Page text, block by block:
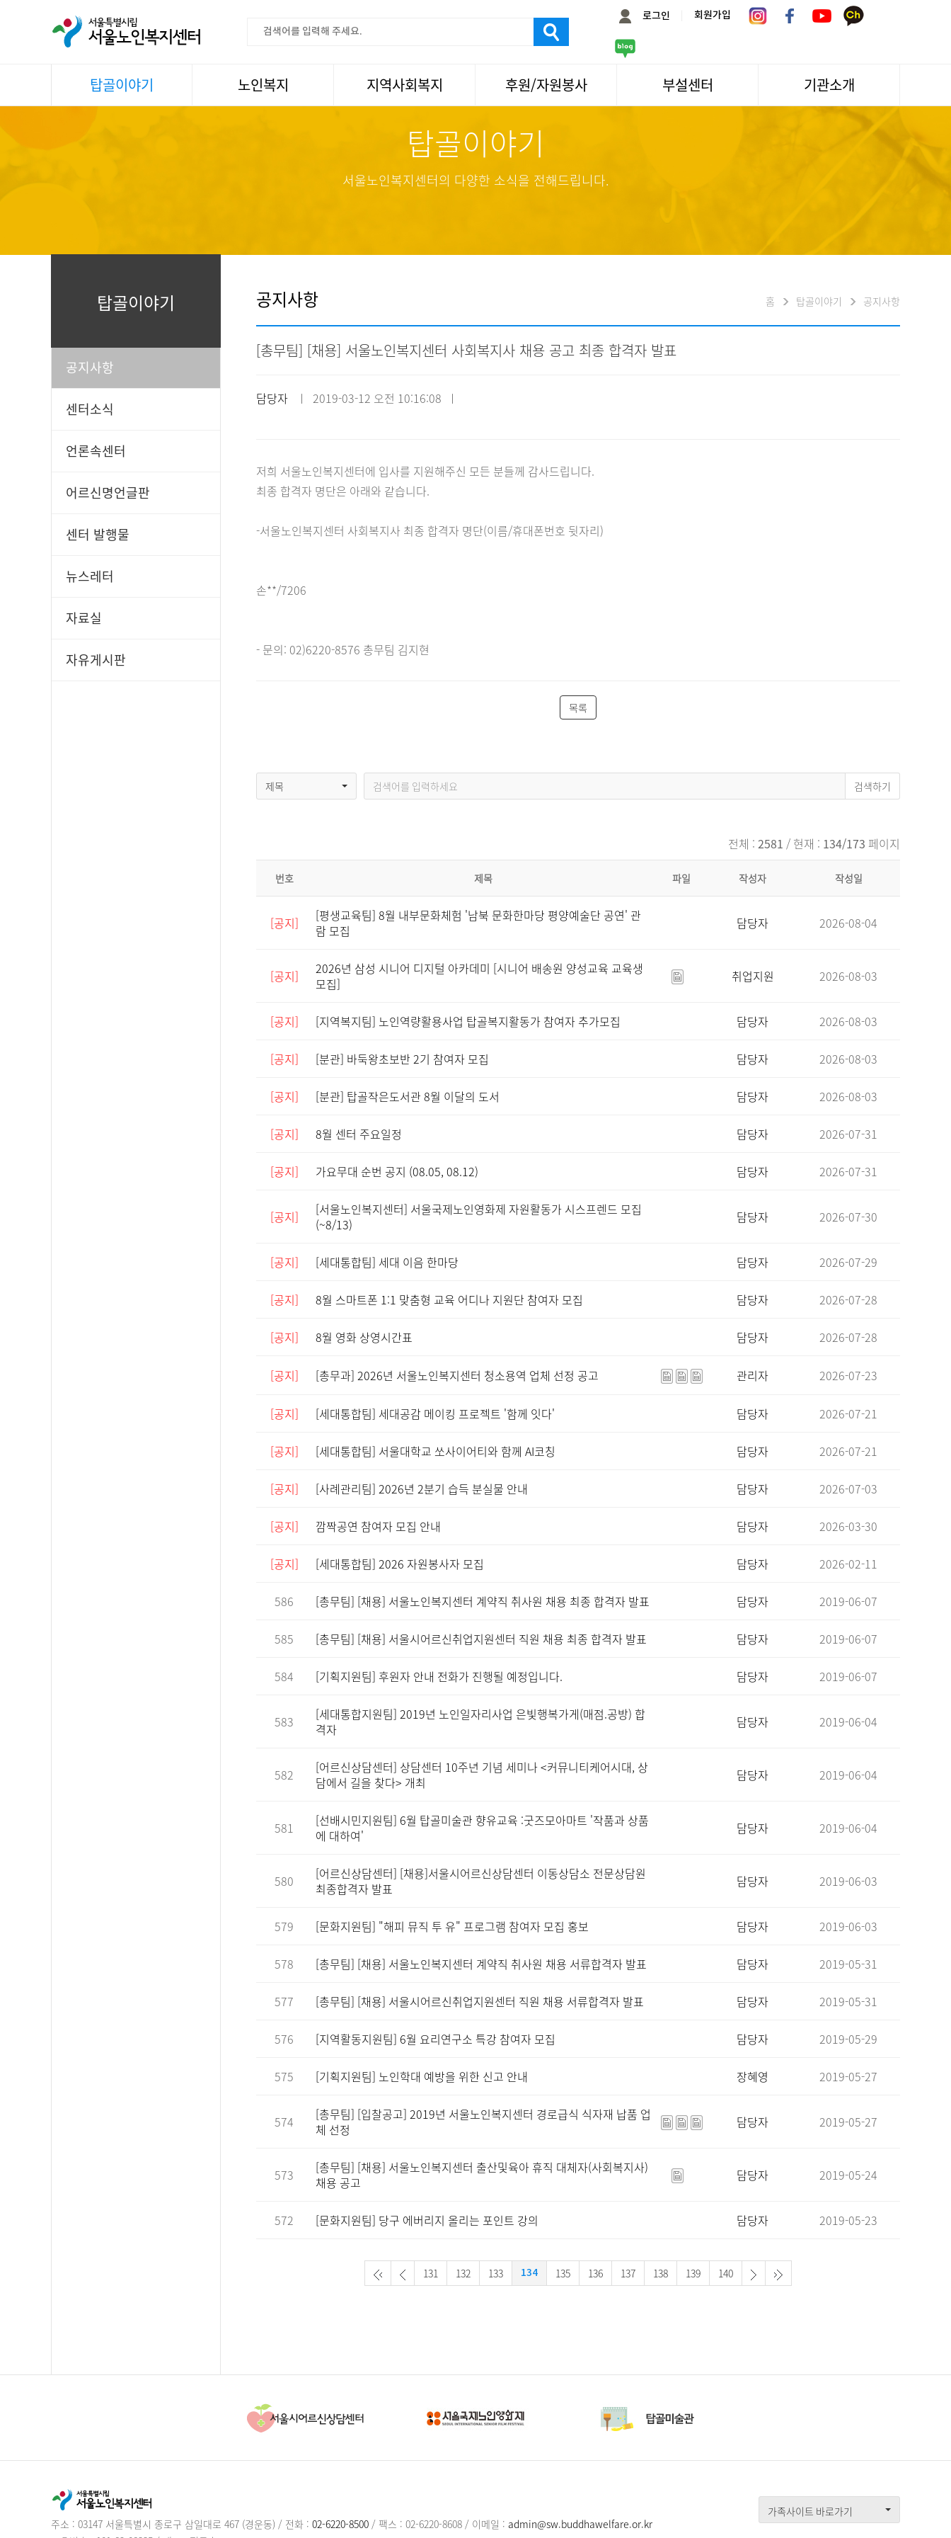
로그인 회원가입
탑골이야기
자료실
노인복지
스마트복지사업
지역사회복지
서울국제노인영화제
나눔축제/국화축제
활기찬미래연구소
어르신문화거리사업
후원/자원봉사
후원
자원봉사
기업사회봉사
부설센터 기관소개
기관방문/시설대관
오시는길
채용
일과봉사
탑골이야기
서울노인복지센터의 다양한 소식을 전해드립니다.
탑골이야기
공지사항
센터소식
언론속센터
어르신명언글판
센터 발행물
뉴스레터
자료실
자유게시판
공지사항 홈 탑골이야기 공지사항
[총무팀] [채용] 서울노인복지센터 사회복지사 채용 공고 최종 합격자 발표
담당자 ㅣ 2019-03-12 오전 10:16:08 ㅣ
저희 서울노인복지센터에 입사를 지원해주신 모든 분들께 감사드립니다.
최종 합격자 명단은 아래와 같습니다.
-서울노인복지센터 사회복지사 최종 합격자 명단(이름/휴대폰번호 뒷자리)
손**/7206
- 문의: 02)6220-8576 총무팀 김지현
목록
제목
전체 : 2581 / 현재 : 134/173 페이지
번호 제목 파일 작성자 작성일
[공지]
[평생교육팀] 8월 내부문화체험 '남북 문화한마당 평양예술단 공연' 관
람 모집
담당자 2026-08-04
[공지]
2026년 삼성 시니어 디지털 아카데미 [시니어 배송원 양성교육 교육생
모집]
취업지원 2026-08-03
[공지] [지역복지팀] 노인역량활용사업 탑골복지활동가 참여자 추가모집 담당자 2026-08-03
[공지] [분관] 바둑왕초보반 2기 참여자 모집 담당자 2026-08-03
[공지] [분관] 탑골작은도서관 8월 이달의 도서 담당자 2026-08-03
[공지] 8월 센터 주요일정 담당자 2026-07-31
[공지] 가요무대 순번 공지 (08.05, 08.12) 담당자 2026-07-31
[공지]
[서울노인복지센터] 서울국제노인영화제 자원활동가 시스프렌드 모집
(~8/13)
담당자 2026-07-30
[공지] [세대통합팀] 세대 이음 한마당 담당자 2026-07-29
[공지] 8월 스마트폰 1:1 맞춤형 교육 어디나 지원단 참여자 모집 담당자 2026-07-28
[공지] 8월 영화 상영시간표 담당자 2026-07-28
[공지] [총무과] 2026년 서울노인복지센터 청소용역 업체 선정 공고 관리자 2026-07-23
[공지] [세대통합팀] 세대공감 메이킹 프로젝트 '함께 잇다' 담당자 2026-07-21
[공지] [세대통합팀] 서울대학교 쏘사이어티와 함께 AI코칭 담당자 2026-07-21
[공지] [사례관리팀] 2026년 2분기 습득 분실물 안내 담당자 2026-07-03
[공지] 깜짝공연 참여자 모집 안내 담당자 2026-03-30
[공지] [세대통합팀] 2026 자원봉사자 모집 담당자 2026-02-11
586 [총무팀] [채용] 서울노인복지센터 계약직 취사원 채용 최종 합격자 발표 담당자 2019-06-07
585 [총무팀] [채용] 서울시어르신취업지원센터 직원 채용 최종 합격자 발표 담당자 2019-06-07
584 [기획지원팀] 후원자 안내 전화가 진행될 예정입니다. 담당자 2019-06-07
583
[세대통합지원팀] 2019년 노인일자리사업 은빛행복가게(매점.공방) 합
격자
담당자 2019-06-04
582
[어르신상담센터] 상담센터 10주년 기념 세미나 <커뮤니티케어시대, 상
담에서 길을 찾다> 개최
담당자 2019-06-04
581
[선배시민지원팀] 6월 탑골미술관 향유교육 :굿즈모아마트 '작품과 상품
에 대하여'
담당자 2019-06-04
580
[어르신상담센터] [채용]서울시어르신상담센터 이동상담소 전문상담원
최종합격자 발표
담당자 2019-06-03
579 [문화지원팀] "해피 뮤직 투 유" 프로그램 참여자 모집 홍보 담당자 2019-06-03
578 [총무팀] [채용] 서울노인복지센터 계약직 취사원 채용 서류합격자 발표 담당자 2019-05-31
577 [총무팀] [채용] 서울시어르신취업지원센터 직원 채용 서류합격자 발표 담당자 2019-05-31
576 [지역활동지원팀] 6월 요리연구소 특강 참여자 모집 담당자 2019-05-29
575 [기획지원팀] 노인학대 예방을 위한 신고 안내 장혜영 2019-05-27
574
[총무팀] [입찰공고] 2019년 서울노인복지센터 경로급식 식자재 납품 업
체 선정
담당자 2019-05-27
573
[총무팀] [채용] 서울노인복지센터 출산및육아 휴직 대체자(사회복지사)
채용 공고
담당자 2019-05-24
572 [문화지원팀] 당구 에버리지 올리는 포인트 강의 담당자 2019-05-23
131 132 133 134 135 136 137 138 139 140
주소 : 03147 서울특별시 종로구 삼일대로 467 (경운동) / 전화 : 02-6220-8500 / 팩스 : 02-6220-8608 / 이메일 : admin@sw.buddhawelfare.or.kr
가족사이트 바로가기